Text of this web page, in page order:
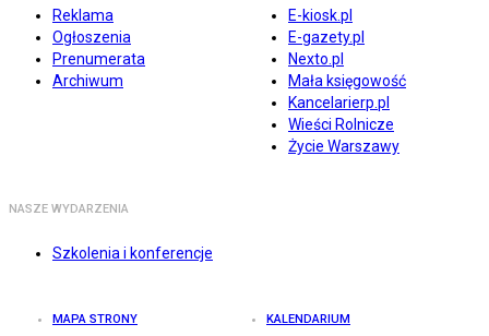
Reklama
Ogłoszenia
Prenumerata
Archiwum
E-kiosk.pl
E-gazety.pl
Nexto.pl
Mała księgowość
Kancelarierp.pl
Wieści Rolnicze
Życie Warszawy
NASZE WYDARZENIA
Szkolenia i konferencje
MAPA STRONY KALENDARIUM